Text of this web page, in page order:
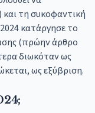
και τη συκοφαντική
κατάργησε το
(πρώην άρθρο
διωκόταν ως
ως εξύβριση.